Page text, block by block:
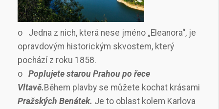
o Jedna z nich, která nese jméno „Eleanora“, je
opravdovým historickým skvostem, který
pochází z roku 1858.
o Poplujete starou Prahou po řece
Vltavě.Během plavby se můžete kochat krásami
Pražských Benátek. Je to oblast kolem Karlova